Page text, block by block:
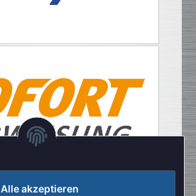
Alle akzeptieren